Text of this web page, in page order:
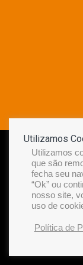
Utilizamos
Utilizamos
que são
fecha seu
“Ok” ou
nosso site,
uso de
Política de